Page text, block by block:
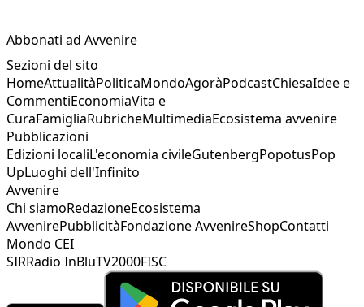
Abbonati ad Avvenire
Sezioni del sito
HomeAttualitàPoliticaMondoAgoràPodcastChiesaIdee e
CommentiEconomiaVita e
CuraFamigliaRubricheMultimediaEcosistema avvenire
Pubblicazioni
Edizioni localiL'economia civileGutenbergPopotusPop
UpLuoghi dell'Infinito
Avvenire
Chi siamoRedazioneEcosistema
AvvenirePubblicitàFondazione AvvenireShopContatti
Mondo CEI
SIRRadio InBluTV2000FISC